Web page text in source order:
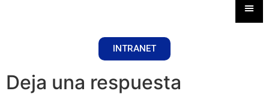
INTRANET
Deja una respuesta